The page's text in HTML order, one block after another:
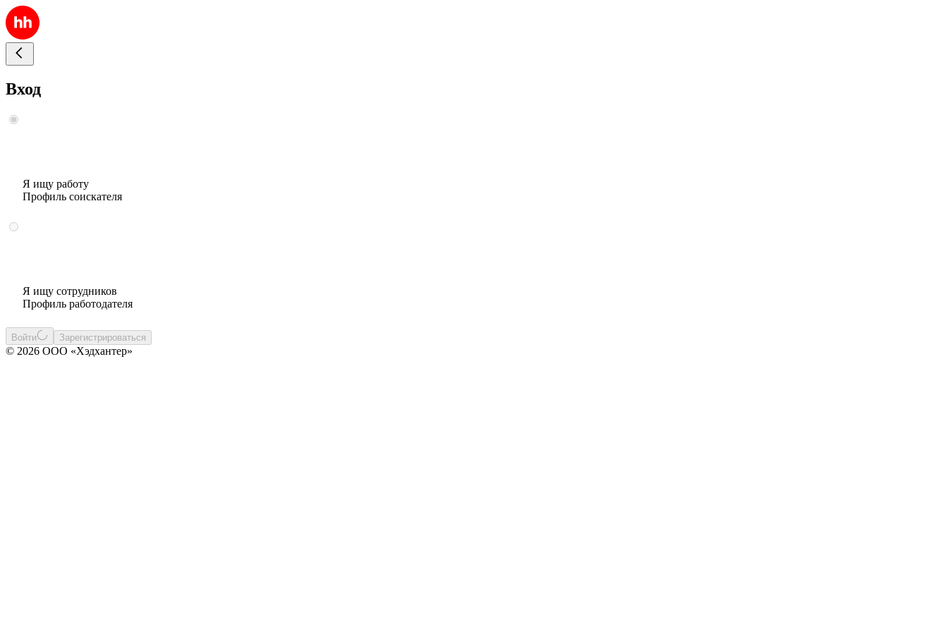
Вход
Я ищу работу
Профиль соискателя
Я ищу сотрудников
Профиль работодателя
Войти Зарегистрироваться
© 2026 ООО «Хэдхантер»